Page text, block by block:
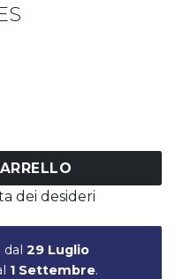
LIBERTY - vers.B
dei desideri
dal 29 Luglio
1 Settembre.